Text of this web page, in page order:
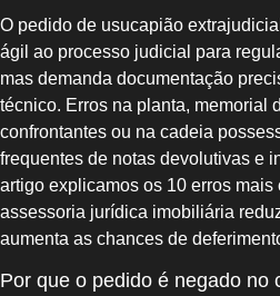
O pedido de usucapião
ágil ao processo judicial para
mas demanda documentação
técnico. Erros na planta, memorial
confrontantes ou na cadeia
frequentes de notas devolutivas e
artigo explicamos os 10 erros mais
assessoria jurídica imobiliária
aumenta as chances de
Por que o pedido é negado no